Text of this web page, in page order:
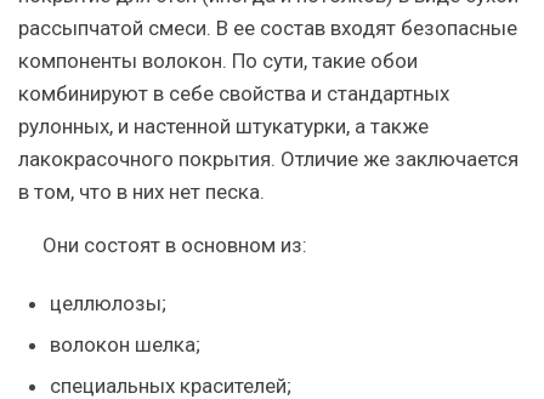
рассыпчатой смеси. В ее состав входят безопасные
компоненты волокон. По сути, такие обои
комбинируют в себе свойства и стандартных
рулонных, и настенной штукатурки, а также
лакокрасочного покрытия. Отличие же заключается
в том, что в них нет песка.
Они состоят в основном из:
целлюлозы;
волокон шелка;
специальных красителей;